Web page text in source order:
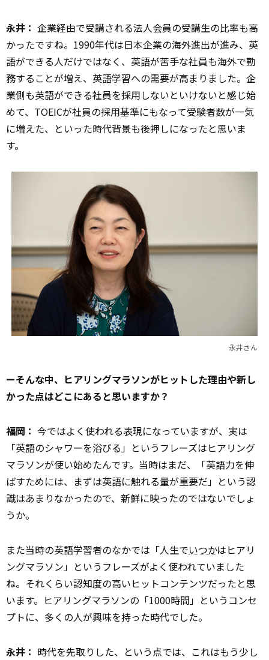
永井： 企業経由で受講される法人会員の受講生の比率も高
かったですね。1990年代は日本企業の海外進出が進み、英
語ができる人だけではなく、英語が苦手な社員も海外で勤
務することが増え、英語学習への需要が高まりました。企
業側も英語ができる社員を採用しないといけないと感じ始
めて、TOEICが社員の採用基準にもなって受験者数が一気
に増えた、といった時代背景も後押しになったと思いま
す。
永井さん
ーそんな中、ヒアリングマラソンがヒットした理由や新し
かった点はどこにあると思いますか？
福岡： 今ではよく使われる表現になっていますが、実は
「英語のシャワーを浴びる」というフレーズはヒアリング
マラソンが使い始めたんです。当時はまだ、「英語力を伸
ばすためには、まずは英語に触れる量が重要だ」という認
識はあまりなかったので、新鮮に映ったのではないでしょ
うか。
また当時の英語学習者のなかでは「人生でいつかはヒアリ
ングマラソン」というフレーズがよく使われていました
ね。それくらい認知度の高いヒットコンテンツだったと思
います。ヒアリングマラソンの「1000時間」というコンセ
プトに、多くの人が興味を持った時代でした。
永井： 時代を先取りした、という点では、これはもう少し